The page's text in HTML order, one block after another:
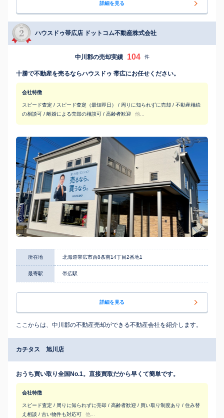
詳細を見る
ハウスドゥ帯広店 ドットコム不動産株式会社
中川郡の売却実績 104 件
十勝で不動産を売るならハウスドゥ 帯広にお任せください。
会社特徴
スピード査定 / スピード査定（最短即日） / 周りに知られずに売却 / 不動産相続
の相談可 / 離婚による売却の相談可 / 高齢者歓迎
他...
所在地 北海道帯広市西8条南14丁目2番地1
最寄駅 帯広駅
詳細を見る
ここからは、中川郡の不動産売却ができる不動産会社を紹介します。
カチタス 旭川店
おうち買い取り全国No.1。直接買取だから早くて簡単です。
会社特徴
スピード査定 / 周りに知られずに売却 / 高齢者歓迎 / 買い取り制度あり / 住み替
え相談 / 古い物件も対応可
他...